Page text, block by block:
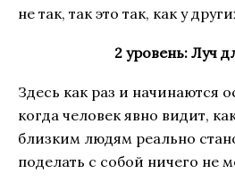
не так, так это так, как у
2 уровень: Луч
Здесь как раз и начинаются
когда человек явно видит,
близким людям реально
поделать с собой ничего не